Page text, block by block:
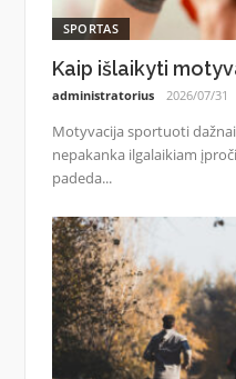
SPORTAS
Kaip išlaikyti
administratorius 2026/07/31
Motyvacija sportuoti
nepakanka ilgalaikiam
padeda...